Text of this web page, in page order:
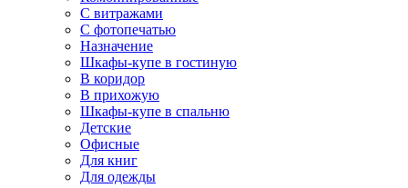
С витражами
С фотопечатью
Назначение
Шкафы-купе в гостиную
В коридор
В прихожую
Шкафы-купе в спальню
Детские
Офисные
Для книг
Для одежды